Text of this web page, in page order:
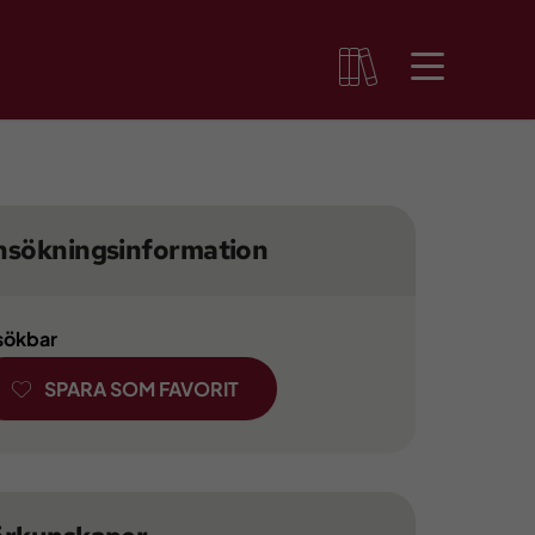
SPARA SOM FAVORIT